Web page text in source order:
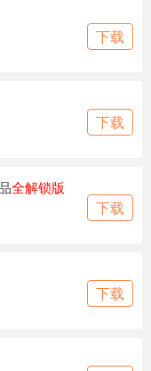
下载
下载
全解锁版
下载
下载